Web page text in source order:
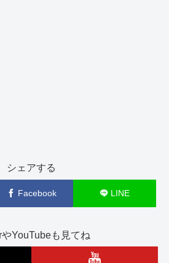
シェアする
Facebook LINE
YouTubeも見てね